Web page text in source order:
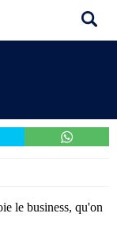
le business, qu'on